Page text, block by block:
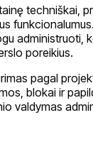
techniškai,
administruoti,
poreikius.
pagal
blokai ir
valdymas